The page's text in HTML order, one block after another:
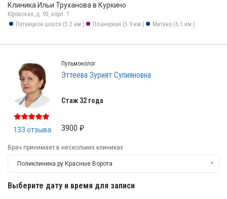
Клиника Ильи Труханова в Куркино
Юровская, д. 93, корп. 1
Пятницкое шоссе (5.2 км.)
Планерная (5.9 км.) Митино (6.1 км.)
133 отзыва
Пульмонолог
Эттеева Зурият Супияновна
Стаж 32 года
3900 ₽
Врач принимает в нескольких клиниках
Поликлиника.ру Красные Ворота
Выберите дату и время для записи